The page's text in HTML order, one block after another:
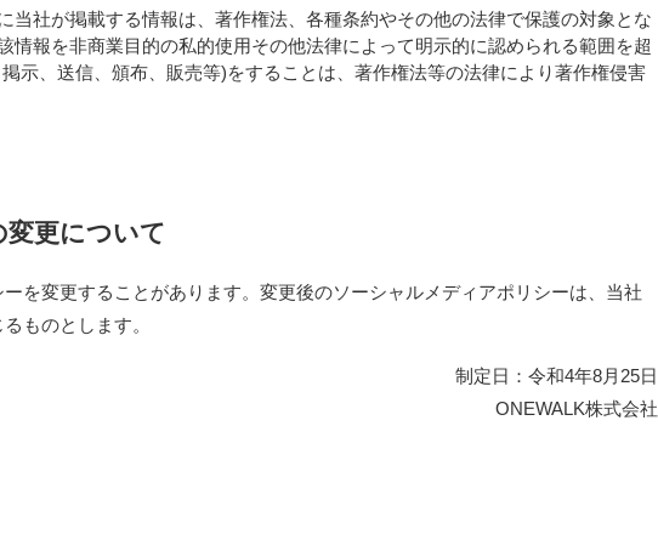
当社が掲載する情報は、著作権法、各種条約やその他の法律で保護の対象とな
情報を非商業目的の私的使用その他法律によって明示的に認められる範囲を超
示、送信、頒布、販売等)をすることは、著作権法等の法律により著作権侵害
更について
を変更することがあります。変更後のソーシャルメディアポリシーは、当社
ものとします。
制定日：令和4年8月25日
ONEWALK株式会社